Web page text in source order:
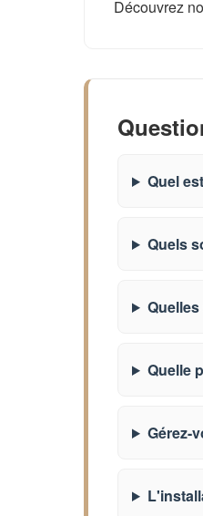
Découvrez
Quel
Quels
Quelle
Gérez-